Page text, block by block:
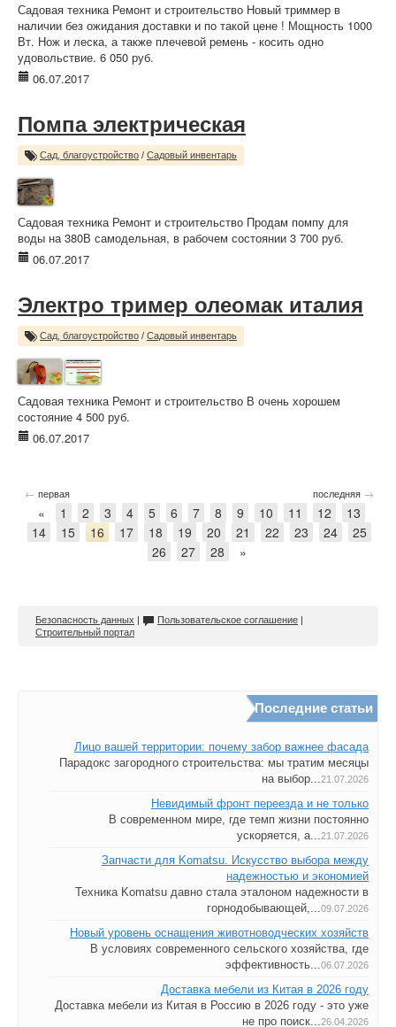
Садовая техника Ремонт и строительство Новый триммер в
наличии без ожидания доставки и по такой цене ! Мощность 1000
Вт. Нож и леска, а также плечевой ремень - косить одно
удовольствие. 6 050 руб.
06.07.2017
Помпа электрическая
Сад, благоустройство / Садовый инвентарь
Садовая техника Ремонт и строительство Продам помпу для
воды на 380В самодельная, в рабочем состоянии 3 700 руб.
06.07.2017
Электро тример олеомак италия
Сад, благоустройство / Садовый инвентарь
Садовая техника Ремонт и строительство В очень хорошем
состояние 4 500 руб.
06.07.2017
← первая последняя →
« 1 2 3 4 5 6 7 8 9 10 11 12
13
14
15 16 17 18 19 20 21 22 23 24
25
26
27 28 »
Безопасность данных | Пользовательское соглашение |
Строительный портал
Последние статьи
Лицо вашей территории: почему забор важнее фасада
Парадокс загородного строительства: мы тратим месяцы
на выбор...21.07.2026
Невидимый фронт переезда и не только
В современном мире, где темп жизни постоянно
ускоряется, а...21.07.2026
Запчасти для Komatsu. Искусство выбора между
надежностью и экономией
Техника Komatsu давно стала эталоном надежности в
горнодобывающей,...09.07.2026
Новый уровень оснащения животноводческих хозяйств
В условиях современного сельского хозяйства, где
эффективность...06.07.2026
Доставка мебели из Китая в 2026 году
Доставка мебели из Китая в Россию в 2026 году - это уже
не про поиск...26.04.2026